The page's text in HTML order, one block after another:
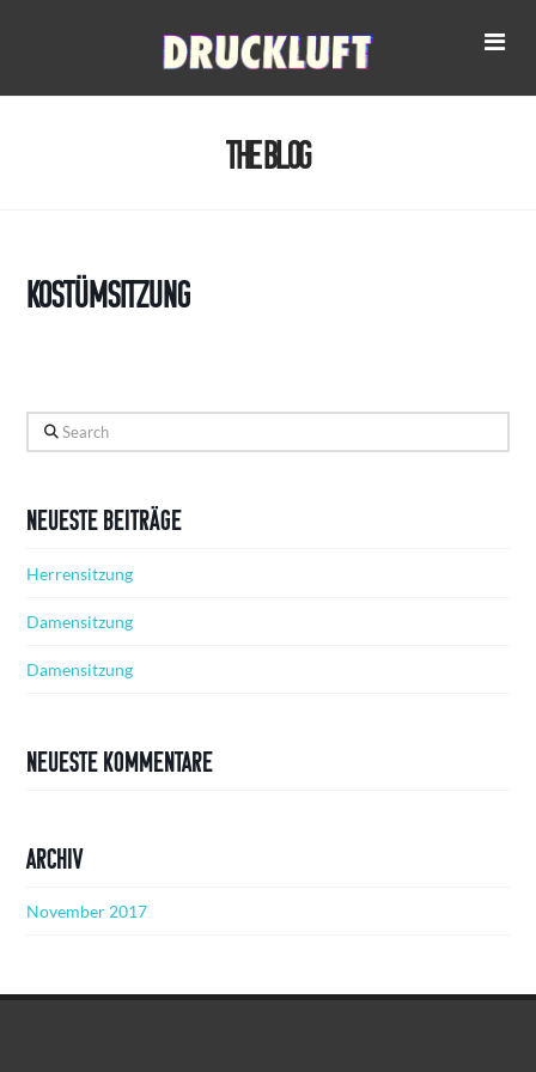
The Blog
Kostümsitzung
Search
Neueste Beiträge
Herrensitzung
Damensitzung
Damensitzung
Neueste Kommentare
Archiv
November 2017